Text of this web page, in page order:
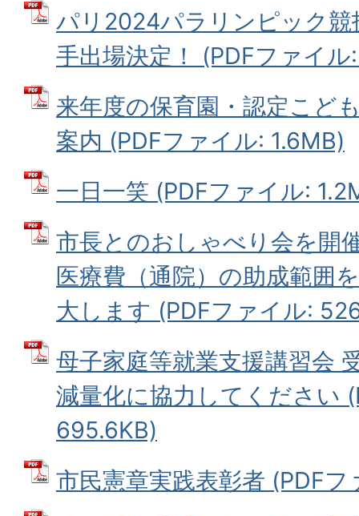
パリ2024パラリンピック競
手出場決定！ (PDFファイル
来年度の保育園・認定こど
案内 (PDFファイル: 1.6MB)
一日一笑 (PDFファイル:
市長とのおしゃべり会を開
医療費（通院）の助成範囲
大します (PDFファイル:
母子家庭等就業支援講習会
減量化に協力してください
695.6KB)
市民憲章実践表彰者 (PDF